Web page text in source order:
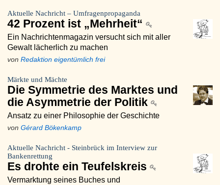
Aktuelle Nachricht – Umfragenpropaganda
42 Prozent ist „Mehrheit“
Ein Nachrichtenmagazin versucht sich mit aller
Gewalt lächerlich zu machen
von Redaktion eigentümlich frei
Märkte und Mächte
Die Symmetrie des Marktes und
die Asymmetrie der Politik
Ansatz zu einer Philosophie der Geschichte
von Gérard Bökenkamp
Aktuelle Nachricht - Steinbrück im Interview zur
Bankenrettung
Es drohte ein Teufelskreis
Vermarktung seines Buches und